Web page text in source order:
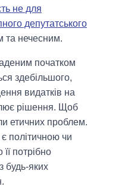
не для
депутатського
та нечесним.
початком
здебільшого,
видатків на
рішення. Щоб
етичних проблем.
політичною чи
потрібно
будь-яких